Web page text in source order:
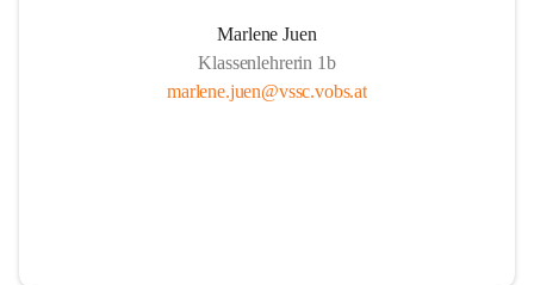
Marlene Juen
Klassenlehrerin 1b
marlene.juen@vssc.vobs.at